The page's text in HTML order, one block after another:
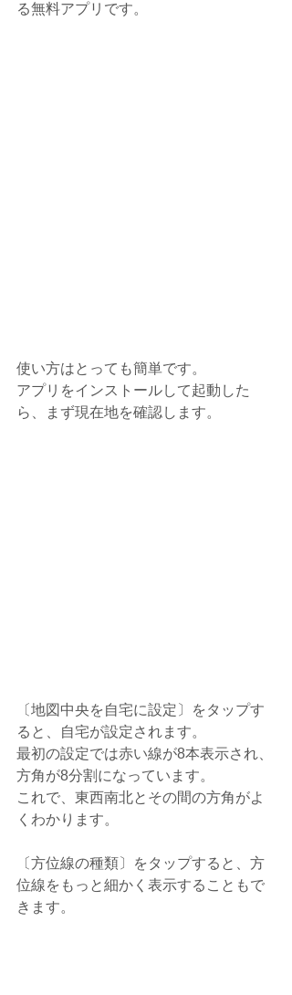
る無料アプリです。
使い方はとっても簡単です。
アプリをインストールして起動した
ら、まず現在地を確認します。
〔地図中央を自宅に設定〕をタップす
ると、自宅が設定されます。
最初の設定では赤い線が8本表示され、
方角が8分割になっています。
これで、東西南北とその間の方角がよ
くわかります。
〔方位線の種類〕をタップすると、方
位線をもっと細かく表示することもで
きます。